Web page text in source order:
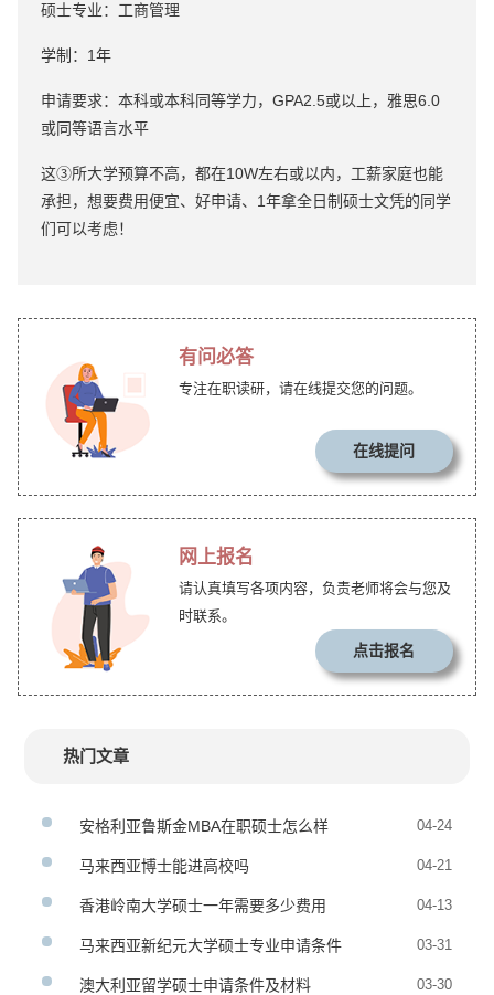
硕士专业：工商管理
学制：1年
申请要求：本科或本科同等学力，GPA2.5或以上，雅思6.0
或同等语言水平
这③所大学预算不高，都在10W左右或以内，工薪家庭也能
承担，想要费用便宜、好申请、1年拿全日制硕士文凭的同学
们可以考虑！
有问必答
专注在职读研，请在线提交您的问题。
在线提问
网上报名
请认真填写各项内容，负责老师将会与您及
时联系。
点击报名
热门文章
安格利亚鲁斯金MBA在职硕士怎么样 04-24
马来西亚博士能进高校吗 04-21
香港岭南大学硕士一年需要多少费用 04-13
马来西亚新纪元大学硕士专业申请条件 03-31
澳大利亚留学硕士申请条件及材料 03-30